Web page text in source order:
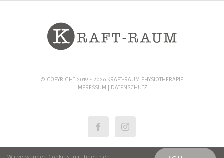
© COPYRIGHT 2019 - 2026 KRAFT-RAUM PHYSIOTHERAPIE
IMPRESSUM | DATENSCHUTZ
Wir verwenden Cookies, um Ihnen den